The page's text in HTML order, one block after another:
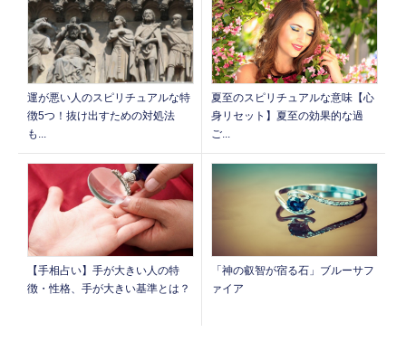
運が悪い人のスピリチュアルな特
徴5つ！抜け出すための対処法
も...
夏至のスピリチュアルな意味【心
身リセット】夏至の効果的な過
ご...
【手相占い】手が大きい人の特
徴・性格、手が大きい基準とは？
「神の叡智が宿る石」ブルーサフ
ァイア